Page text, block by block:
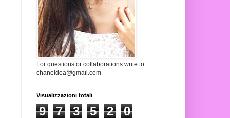
For questions or collaborations write to:
chaneldea@gmail.com
Visualizzazioni totali
9 7 3 5 2 0